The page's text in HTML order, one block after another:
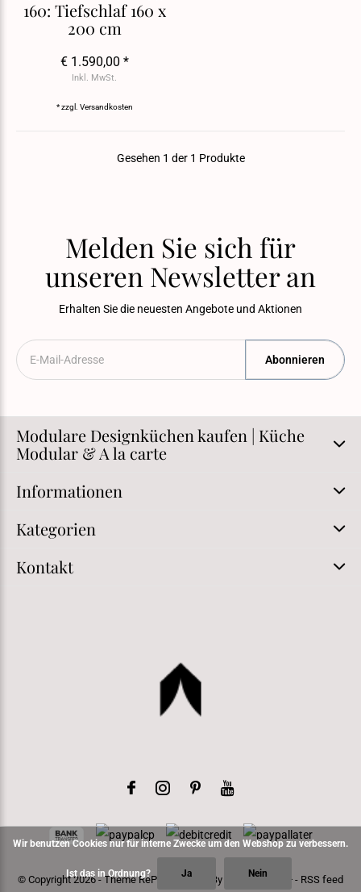
160: Tiefschlaf 160 x
200 cm
€ 1.590,00 *
Inkl. MwSt.
* zzgl. Versandkosten
Gesehen 1 der 1 Produkte
Melden Sie sich für
unseren Newsletter an
Erhalten Sie die neuesten Angebote und Aktionen
Abonnieren
Modulare Designküchen kaufen | Küche
Modular & A la carte
Informationen
Kategorien
Kontakt
© Copyright2026- Theme RePos - Theme By DMWSx Plus+ - RSS feed
Wir benutzen Cookies nur für interne Zwecke um den Webshop zu verbessern.
Ist das in Ordnung? Ja Nein